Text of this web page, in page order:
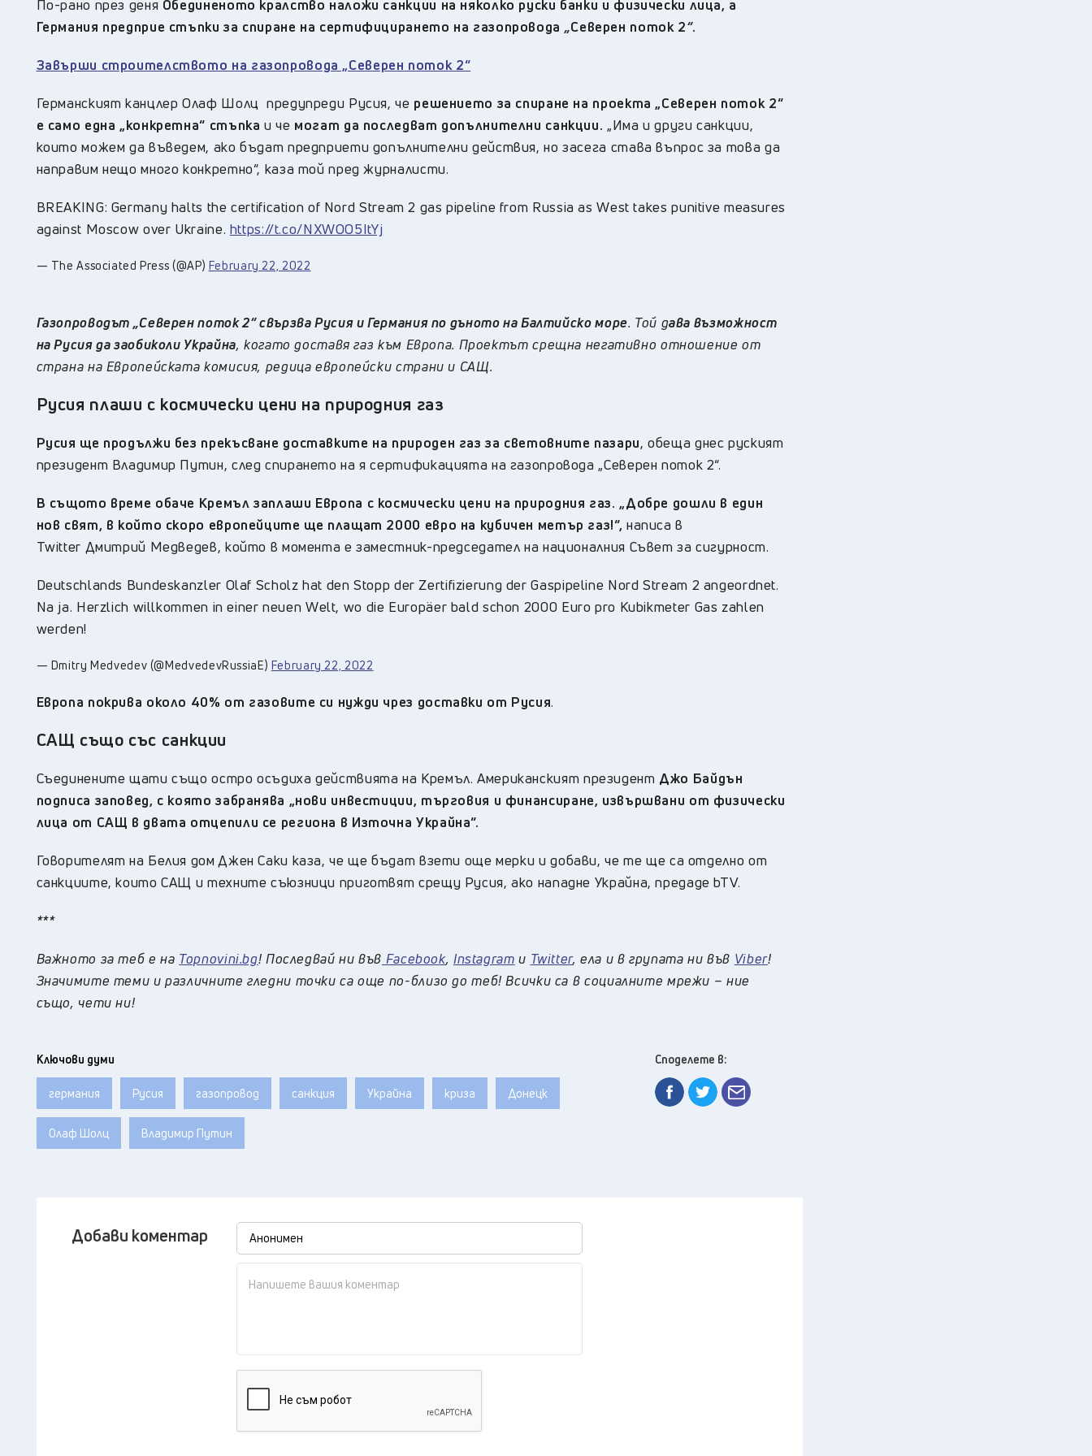
По-рано през деня Обединеното кралство наложи санкции на няколко руски банки и физически лица, а
Германия предприе стъпки за спиране на сертифицирането на газопровода „Северен поток 2“.
Завърши строителството на газопровода „Северен поток 2“
Германският канцлер Олаф Шолц предупреди Русия, че решението за спиране на проекта „Северен поток 2“
е само една „конкретна“ стъпка и че могат да последват допълнителни санкции.„Има и други санкции,
които можем да въведем, ако бъдат предприети допълнителни действия, но засега става въпрос за това да
направим нещо много конкретно“, каза той пред журналисти.
BREAKING: Germany halts the certification of Nord Stream 2 gas pipeline from Russia as West takes punitive measures
against Moscow over Ukraine. https://t.co/NXWOO5ItYj
— The Associated Press (@AP) February 22, 2022
Газопроводът „Северен поток 2“ свързва Русия и Германия по дъното на Балтийско море. Той дава възможност
на Русия да заобиколи Украйна, когато доставя газ към Европа. Проектът срещна негативно отношение от
страна на Европейската комисия, редица европейски страни и САЩ.
Русия плаши с космически цени на природния газ
Русия ще продължи без прекъсване доставките на природен газ за световните пазари, обеща днес руският
президент Владимир Путин, след спирането на я сертификацията на газопровода „Северен поток 2“.
В същото време обаче Кремъл заплаши Европа с космически цени на природния газ. „Добре дошли в един
нов свят, в който скоро европейците ще плащат 2000 евро на кубичен метър газ!“, написа в
Twitter Дмитрий Медведев, който в момента е заместник-председател на националния Съвет за сигурност.
Deutschlands Bundeskanzler Olaf Scholz hat den Stopp der Zertifizierung der Gaspipeline Nord Stream 2 angeordnet.
Na ja. Herzlich willkommen in einer neuen Welt, wo die Europäer bald schon 2000 Euro pro Kubikmeter Gas zahlen
werden!
— Dmitry Medvedev (@MedvedevRussiaE) February 22, 2022
Европа покрива около 40% от газовите си нужди чрез доставки от Русия.
САЩ също със санкции
Съединените щати също остро осъдиха действията на Кремъл. Американският президент Джо Байдън
подписа заповед, с която забранява „нови инвестиции, търговия и финансиране, извършвани от физически
лица от САЩ в двата отцепили се региона в Източна Украйна“.
Говорителят на Белия дом Джен Саки каза, че ще бъдат взети още мерки и добави, че те ще са отделно от
санкциите, които САЩ и техните съюзници приготвят срещу Русия, ако нападне Украйна, предаде bTV.
***
Важното за теб е на Topnovini.bg! Последвай ни във Facebook, Instagram и Twitter, ела и в групата ни във Viber!
Значимите теми и различните гледни точки са още по-близо до теб! Всички са в социалните мрежи – ние
също, чети ни!
Ключови думи
германия Русия газопровод санкция Украйна криза Донецк
Олаф Шолц Владимир Путин
Споделете в:
Добави коментар